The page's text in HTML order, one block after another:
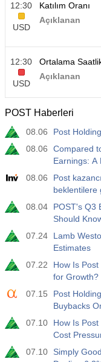
12:30
USD
Katılım Oranı
Açıklanan
12:30
USD
Ortalama
Açıklanan
12:30
USD
Ortalama Saatlik
Açıklanan
12:30
Özel Tarım
Açıklanan
12:30
Açıklanan
Açıklanan
Açıklanan
POST Haberleri
08.06
Post
08.06
Compared
Earnings: A
08.06
Post
beklentilere
08.04
POST's Q3
Should
07.24
Lamb
Estimates
07.22
How Is
for Growth?
07.15
Post
Buybacks
07.10
How Is
Cost
07.10
Simply